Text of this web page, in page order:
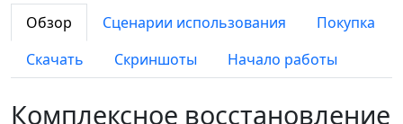
Обзор Сценарии использования
Покупка
Скачать
Скриншоты Начало работы
Комплексное восстановление